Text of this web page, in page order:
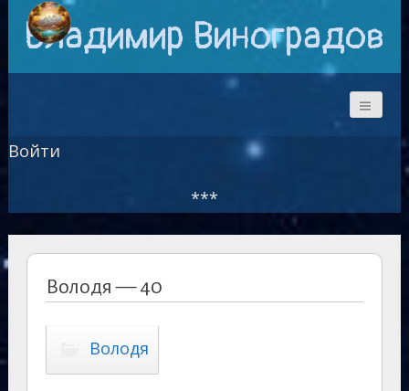
Владимир Виноградов
Войти
***
Володя — 40
Володя